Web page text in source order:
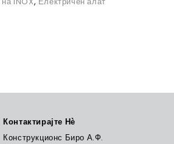
Контактирајте Нѐ
Конструкционс Биро А.Ф.